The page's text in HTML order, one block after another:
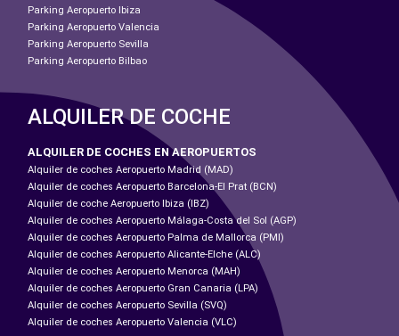
Parking Aeropuerto Ibiza
Parking Aeropuerto Valencia
Parking Aeropuerto Sevilla
Parking Aeropuerto Bilbao
ALQUILER DE COCHE
ALQUILER DE COCHES EN AEROPUERTOS
Alquiler de coches Aeropuerto Madrid (MAD)
Alquiler de coches Aeropuerto Barcelona-El Prat (BCN)
Alquiler de coche Aeropuerto Ibiza (IBZ)
Alquiler de coches Aeropuerto Málaga-Costa del Sol (AGP)
Alquiler de coches Aeropuerto Palma de Mallorca (PMI)
Alquiler de coches Aeropuerto Alicante-Elche (ALC)
Alquiler de coches Aeropuerto Menorca (MAH)
Alquiler de coches Aeropuerto Gran Canaria (LPA)
Alquiler de coches Aeropuerto Sevilla (SVQ)
Alquiler de coches Aeropuerto Valencia (VLC)